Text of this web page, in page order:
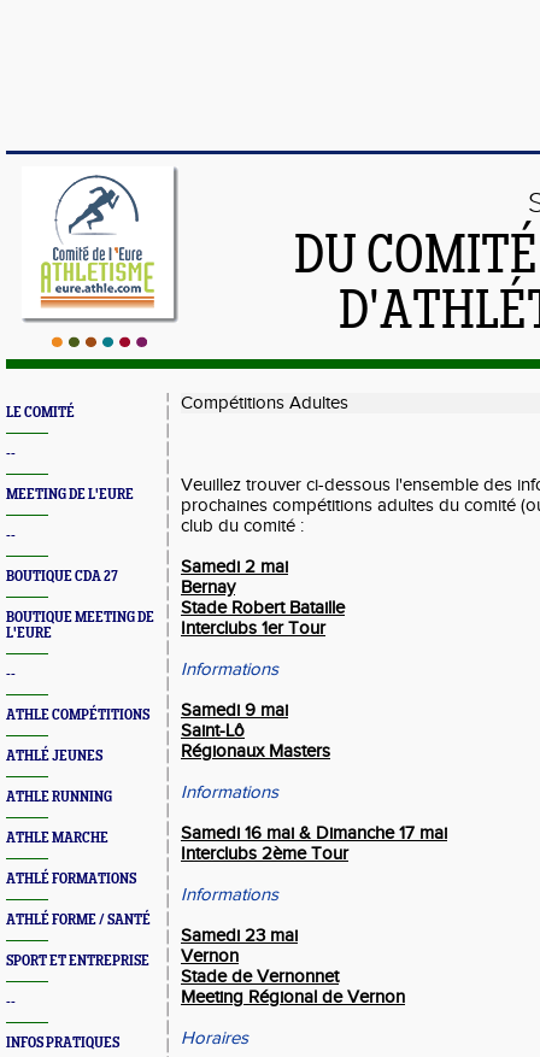
DU
LE COMITÉ
--
MEETING DE L'EURE
--
BOUTIQUE CDA 27
BOUTIQUE MEETING DE
L'EURE
--
ATHLE COMPÉTITIONS
ATHLÉ JEUNES
ATHLE RUNNING
ATHLE MARCHE
ATHLÉ FORMATIONS
ATHLÉ FORME / SANTÉ
SPORT ET ENTREPRISE
--
INFOS PRATIQUES
Compétitions Adultes
Veuillez trouver ci-dessous l'ensemble des
prochaines compétitions adultes du comité
club du comité :
Samedi 2 mai
Bernay
Stade Robert Bataille
Interclubs 1er Tour
Informations
Samedi 9 mai
Saint-Lô
Régionaux Masters
Informations
Samedi 16 mai & Dimanche 17 mai
Interclubs 2ème Tour
Informations
Samedi 23 mai
Vernon
Stade de Vernonnet
Meeting Régional de Vernon
Horaires